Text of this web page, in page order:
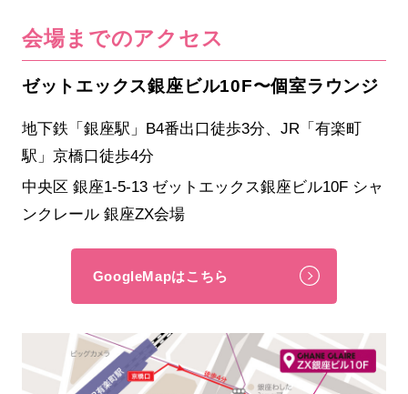
会場までのアクセス
ゼットエックス銀座ビル10F〜個室ラウンジ
地下鉄「銀座駅」B4番出口徒歩3分、JR「有楽町
駅」京橋口徒歩4分
中央区 銀座1-5-13 ゼットエックス銀座ビル10F シャ
ンクレール 銀座ZX会場
GoogleMapはこちら